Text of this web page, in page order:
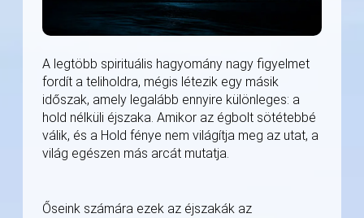
A legtöbb spirituális hagyomány nagy figyelmet
fordít a teliholdra, mégis létezik egy másik
időszak, amely legalább ennyire különleges: a
hold nélküli éjszaka. Amikor az égbolt sötétebbé
válik, és a Hold fénye nem világítja meg az utat, a
világ egészen más arcát mutatja.
Őseink számára ezek az éjszakák az